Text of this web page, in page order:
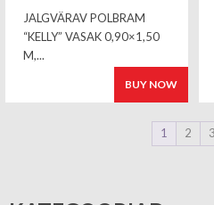
JALGVÄRAV POLBRAM
“KELLY” VASAK 0,90×1,50
M,...
BUY NOW
1 2 3